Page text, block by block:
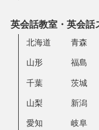
英会話教室・英会話
北海道 青森
山形 福島
千葉 茨城
山梨 新潟
愛知 岐阜